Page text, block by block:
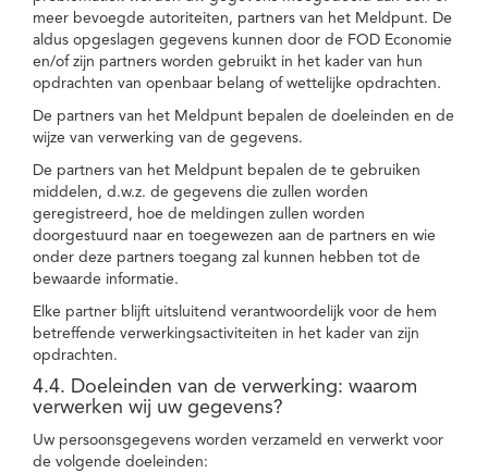
meer bevoegde autoriteiten, partners van het Meldpunt. De
aldus opgeslagen gegevens kunnen door de FOD Economie
en/of zijn partners worden gebruikt in het kader van hun
opdrachten van openbaar belang of wettelijke opdrachten.
De partners van het Meldpunt bepalen de doeleinden en de
wijze van verwerking van de gegevens.
De partners van het Meldpunt bepalen de te gebruiken
middelen, d.w.z. de gegevens die zullen worden
geregistreerd, hoe de meldingen zullen worden
doorgestuurd naar en toegewezen aan de partners en wie
onder deze partners toegang zal kunnen hebben tot de
bewaarde informatie.
Elke partner blijft uitsluitend verantwoordelijk voor de hem
betreffende verwerkingsactiviteiten in het kader van zijn
opdrachten.
4.4. Doeleinden van de verwerking: waarom
verwerken wij uw gegevens?
Uw persoonsgegevens worden verzameld en verwerkt voor
de volgende doeleinden: